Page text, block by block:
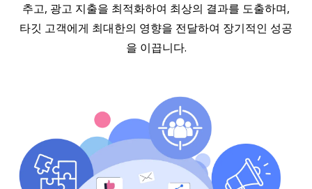
추고, 광고 지출을 최적화하여 최상의 결과를 도출하며,
타깃 고객에게 최대한의 영향을 전달하여 장기적인 성공
을 이끕니다.